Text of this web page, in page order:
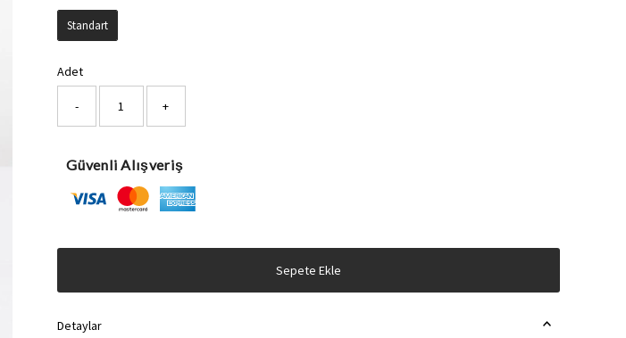
Beden
Standart
Adet
- +
Güvenli Alışveriş
Sepete Ekle
Detaylar